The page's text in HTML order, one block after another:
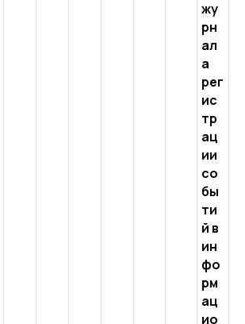
жу
рн
ал
а
рег
ис
тр
ац
ии
со
бы
ти
й в
ин
фо
рм
ац
ио